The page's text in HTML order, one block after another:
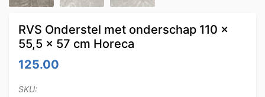
RVS Onderstel met onderschap 110 x
55,5 x 57 cm Horeca
125.00
SKU: